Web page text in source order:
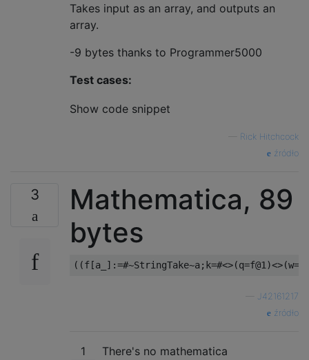
Takes input as an array, and outputs an
array.
-9 bytes thanks to Programmer5000
Test cases:
Show code snippet
Rick Hitchcock
źródło
3
Mathematica, 89
bytes
J42161217
źródło
1 There's no mathematica